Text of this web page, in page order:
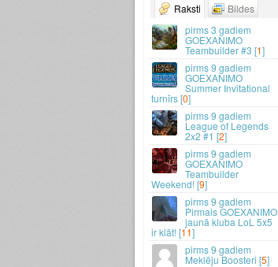
Raksti
Bildes
3 gadiem
GOEXANIMO
Teambuilder #3 [1]
9 gadiem
GOEXANIMO
Summer Invitational
turnīrs [0]
9 gadiem
League of Legends
2x2 #1 [2]
9 gadiem
GOEXANIMO
Teambuilder
Weekend! [9]
9 gadiem
Pirmais GOEXANIMO
jaunā kluba LoL 5x5
ir klāt! [11]
9 gadiem
Meklēju Boosteri [5]